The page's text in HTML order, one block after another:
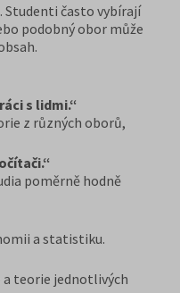
Studenti často vybírají
podobný obor může
s lidmi.“
z různých oborů,
poměrně hodně
a statistiku.
teorie jednotlivých